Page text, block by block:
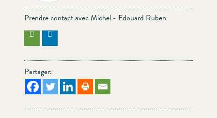
Prendre contact avec Michel - Edouard Ruben
Partager: